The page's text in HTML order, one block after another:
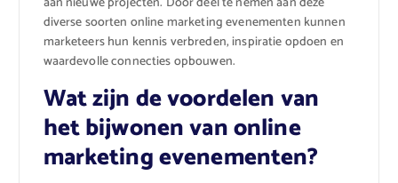
diverse soorten online marketing evenementen kunnen
marketeers hun kennis verbreden, inspiratie opdoen en
waardevolle connecties opbouwen.
Wat zijn de voordelen van
het bijwonen van online
marketing evenementen?